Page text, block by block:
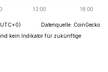
Datenquelle: CoinGecko
kein Indikator für zukünftige